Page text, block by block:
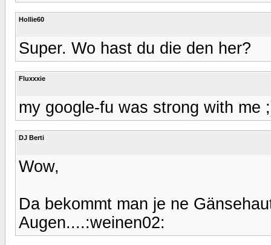
Hollie60
Super. Wo hast du die den her?
Fluxxxie
my google-fu was strong with me
DJ Berti
Wow,
Da bekommt man je ne
Augen....:weinen02: